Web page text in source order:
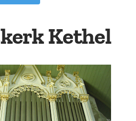
Kethel